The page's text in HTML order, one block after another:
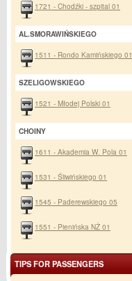
1721 - Chodźki - szpital 01
AL.SMORAWIŃSKIEGO
1511 - Rondo Kamińskiego 01
SZELIGOWSKIEGO
1521 - Młodej Polski 01
CHOINY
1611 - Akademia W. Pola 01
1531 - Śliwińskiego 01
1545 - Paderewskiego 05
1551 - Pienińska NŻ 01
TIPS FOR PASSENGERS